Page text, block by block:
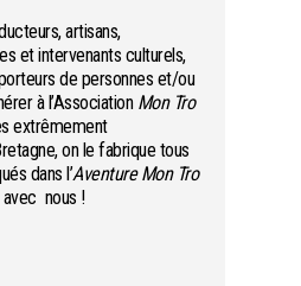
artisans,
et intervenants culturels,
de personnes et/ou
à l’Association Mon Tro
extrêmement
on le fabrique tous
dans l’Aventure Mon Tro
nous !